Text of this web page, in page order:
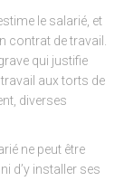
le salarié, et
de travail.
qui justifie
aux torts de
diverses
ne peut être
d’y installer ses